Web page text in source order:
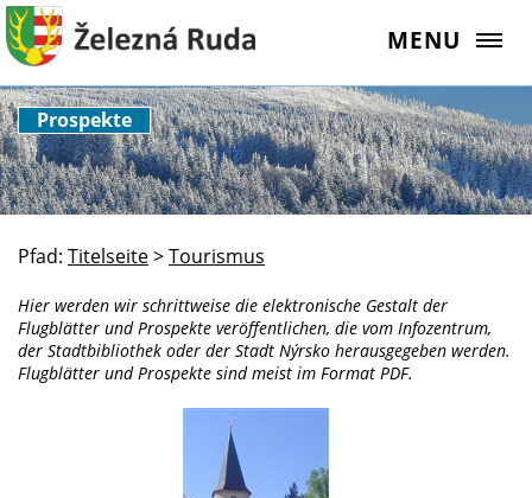
MENU
Prospekte
Pfad: Titelseite>Tourismus
Hier werden wir schrittweise die elektronische Gestalt der
Flugblätter und Prospekte veröffentlichen, die vom Infozentrum,
der Stadtbibliothek oder der Stadt Nýrsko herausgegeben werden.
Flugblätter und Prospekte sind meist im Format PDF.